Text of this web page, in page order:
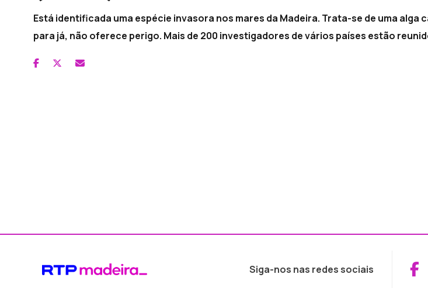
Está identificada uma espécie invasora nos mares da Madeira. Trata-se de uma alga
para já, não oferece perigo. Mais de 200 investigadores de vários países estão
Siga-nos nas redes sociais